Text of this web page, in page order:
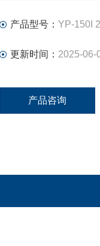
产品型号： YP-150I
更新时间： 2025-06-
产品咨询